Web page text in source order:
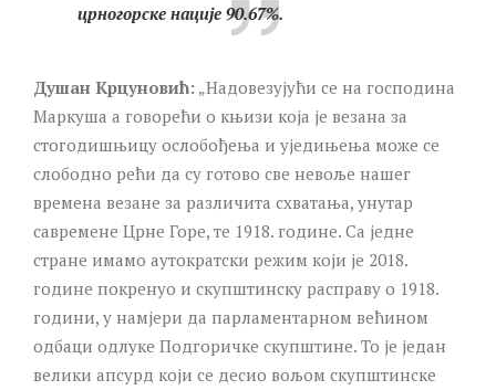
црногорске нације 90.67%.
Душан Крцуновић: „Надовезујући се на господина
Маркуша а говорећи о књизи која је везана за
стогодишњицу ослобођења и уједињења може се
слободно рећи да су готово све невоље нашег
времена везане за различита схватања, унутар
савремене Црне Горе, те 1918. године. Са једне
стране имамо аутократски режим који је 2018.
године покренуо и скупштинску расправу о 1918.
години, у намјери да парламентарном већином
одбаци одлуке Подгоричке скупштине. То је један
велики апсурд који се десио вољом скупштинске